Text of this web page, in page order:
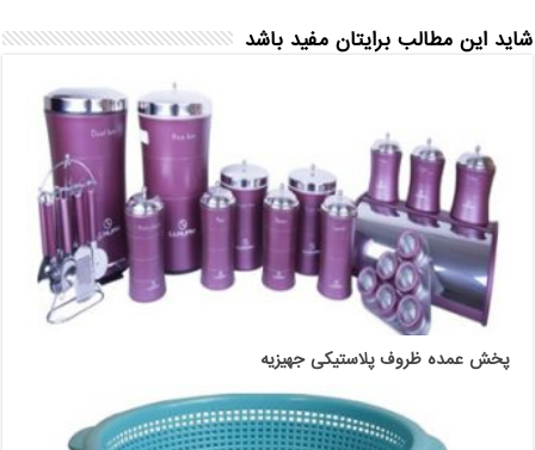
شاید این مطالب برایتان مفید باشد
پخش عمده ظروف پلاستیکی جهیزیه